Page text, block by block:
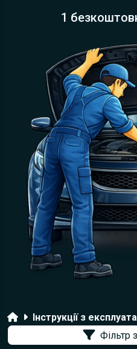
1
ГоловнаІнструкції з
Фільтр